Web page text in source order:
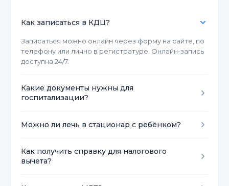
Как записаться в КДЦ?
Записаться можно онлайн через форму на сайте, по
телефону или лично в регистратуре. Онлайн-запись
доступна 24/7.
Какие документы нужны для
госпитализации?
результаты анализов и выписка из медицинской
Можно ли лечь в стационар с ребёнком?
пребывание родителя с ребёнком в палатах
повышенного комфорта.
Как получить справку для налогового
вычета?